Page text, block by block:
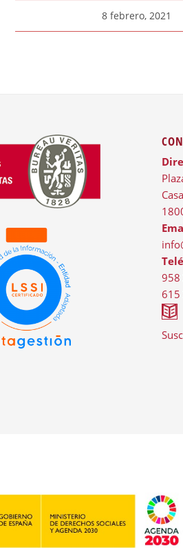
8 febrero, 2021
958
615